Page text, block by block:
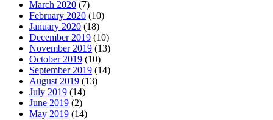
March 2020 (7)
February 2020 (10)
January 2020 (18)
December 2019 (10)
November 2019 (13)
October 2019 (10)
September 2019 (14)
August 2019 (13)
July 2019 (14)
June 2019 (2)
May 2019 (14)